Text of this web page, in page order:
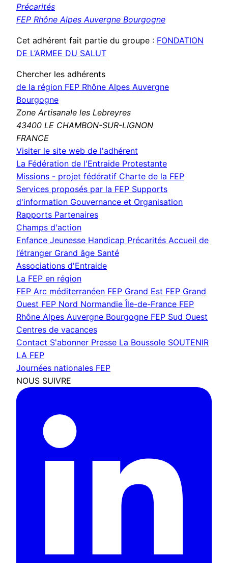
Précarités
FEP Rhône Alpes Auvergne Bourgogne
Cet adhérent fait partie du groupe : FONDATION
DE L’ARMEE DU SALUT
Chercher les adhérents
de la région FEP Rhône Alpes Auvergne
Bourgogne
Zone Artisanale les Lebreyres
43400 LE CHAMBON-SUR-LIGNON
FRANCE
Visiter le site web de l'adhérent
fenêtre)
La Fédération de l'Entraide Protestante
Missions - projet fédératif Charte de la FEP
Services proposés par la FEP Supports
d'information Gouvernance et Organisation
Rapports Partenaires
Champs d'action
Enfance Jeunesse Handicap Précarités Accueil de
l’étranger Grand âge Santé
Associations d'Entraide
La FEP en région
FEP Arc méditerranéen FEP Grand Est FEP Grand
Ouest FEP Nord Normandie Île-de-France FEP
Rhône Alpes Auvergne Bourgogne FEP Sud Ouest
Centres de vacances
Contact S'abonner Presse La Boussole SOUTENIR
LA FEP
Journées nationales FEP
NOUS SUIVRE